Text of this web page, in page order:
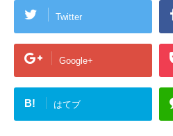
Twitter
Google+
B! はてブ